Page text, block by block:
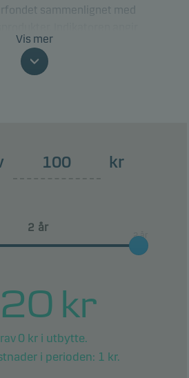
sammenlignet med
er at du kan tape penger på
av markedsutviklingen.
din investering.
Vis mer
kr
2 år
år
kr
0 kr i utbytte.
i perioden: 1 kr.